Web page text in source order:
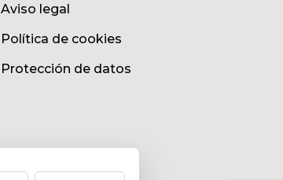
Aviso legal
Política de cookies
Protección de datos